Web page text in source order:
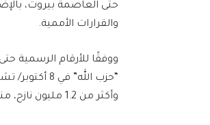
حتى العاصمة بيروت،
والقرارات الأممية.
وأكثر من 1.2 مليون نازح، منذ أن بدأت إسرائيل حربها على لبنان في 23 سبتمبر الماضي.